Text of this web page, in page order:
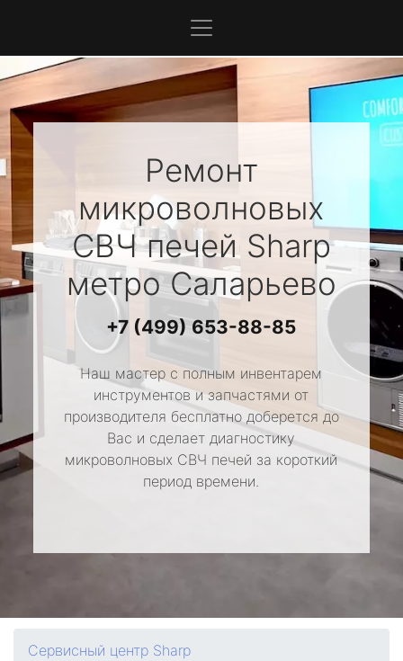
Ремонт
микроволновых
СВЧ печей Sharp
метро Саларьево
+7 (499) 653-88-85
Наш мастер с полным инвентарем
инструментов и запчастями от
производителя бесплатно доберется до
Вас и сделает диагностику
микроволновых СВЧ печей за короткий
период времени.
Сервисный центр Sharp